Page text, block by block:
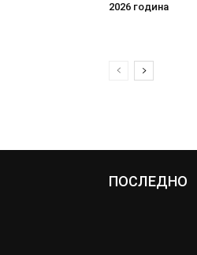
2026 година
ПОСЛЕДНО